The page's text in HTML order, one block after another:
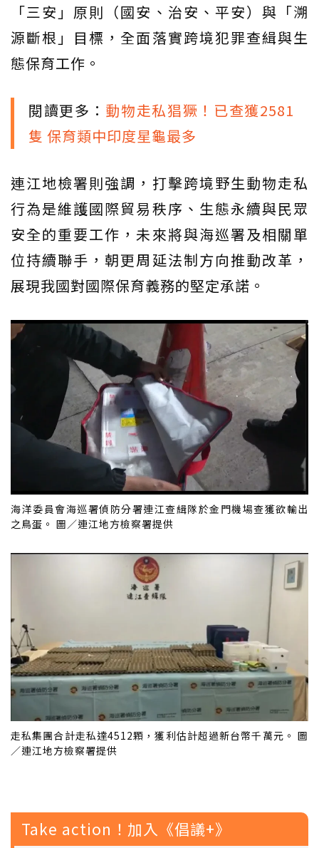
「三安」原則（國安、治安、平安）與「溯
源斷根」目標，全面落實跨境犯罪查緝與生
態保育工作。
閱讀更多： 動物走私猖獗！已查獲2581
隻 保育類中印度星龜最多
連江地檢署則強調，打擊跨境野生動物走私
行為是維護國際貿易秩序、生態永續與民眾
安全的重要工作，未來將與海巡署及相關單
位持續聯手，朝更周延法制方向推動改革，
展現我國對國際保育義務的堅定承諾。
海洋委員會海巡署偵防分署連江查緝隊於金門機場查獲欲輸出
之鳥蛋。 圖／連江地方檢察署提供
走私集團合計走私達4512顆，獲利估計超過新台幣千萬元。 圖
／連江地方檢察署提供
Take action！加入《倡議+》